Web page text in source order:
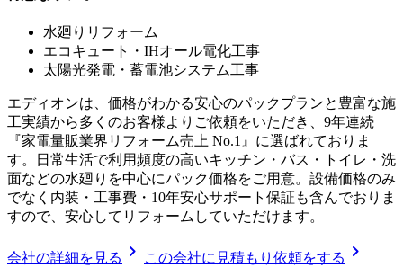
水廻りリフォーム
エコキュート・IHオール電化工事
太陽光発電・蓄電池システム工事
エディオンは、価格がわかる安心のパックプランと豊富な施
工実績から多くのお客様よりご依頼をいただき、9年連続
『家電量販業界リフォーム売上 No.1』に選ばれておりま
す。日常生活で利用頻度の高いキッチン・バス・トイレ・洗
面などの水廻りを中心にパック価格をご用意。設備価格のみ
でなく内装・工事費・10年安心サポート保証も含んでおりま
すので、安心してリフォームしていただけます。
会社の詳細を見る chevron_right この会社に見積もり依頼をする chevron_right